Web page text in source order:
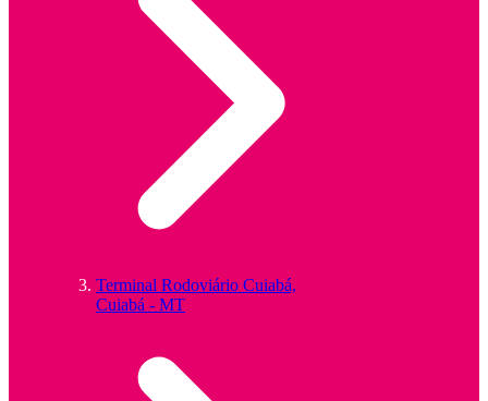
Terminal Rodoviário Cuiabá,
Cuiabá - MT